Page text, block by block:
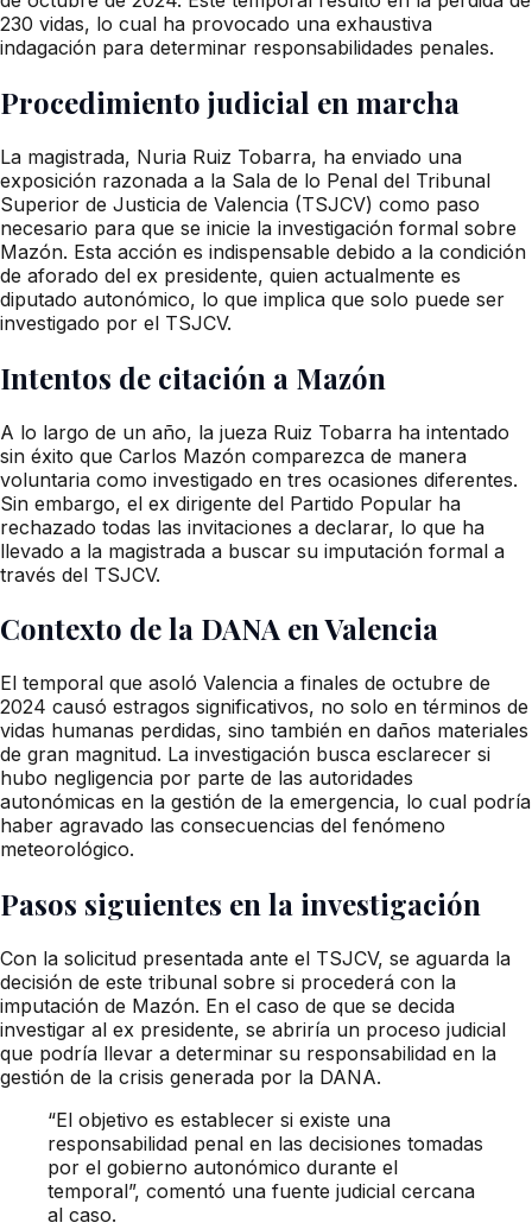
230 vidas, lo cual ha provocado una exhaustiva
indagación para determinar responsabilidades penales.
Procedimiento judicial en marcha
La magistrada, Nuria Ruiz Tobarra, ha enviado una
exposición razonada a la Sala de lo Penal del Tribunal
Superior de Justicia de Valencia (TSJCV) como paso
necesario para que se inicie la investigación formal sobre
Mazón. Esta acción es indispensable debido a la condición
de aforado del ex presidente, quien actualmente es
diputado autonómico, lo que implica que solo puede ser
investigado por el TSJCV.
Intentos de citación a Mazón
A lo largo de un año, la jueza Ruiz Tobarra ha intentado
sin éxito que Carlos Mazón comparezca de manera
voluntaria como investigado en tres ocasiones diferentes.
Sin embargo, el ex dirigente del Partido Popular ha
rechazado todas las invitaciones a declarar, lo que ha
llevado a la magistrada a buscar su imputación formal a
través del TSJCV.
Contexto de la DANA en Valencia
El temporal que asoló Valencia a finales de octubre de
2024 causó estragos significativos, no solo en términos de
vidas humanas perdidas, sino también en daños materiales
de gran magnitud. La investigación busca esclarecer si
hubo negligencia por parte de las autoridades
autonómicas en la gestión de la emergencia, lo cual podría
haber agravado las consecuencias del fenómeno
meteorológico.
Pasos siguientes en la investigación
Con la solicitud presentada ante el TSJCV, se aguarda la
decisión de este tribunal sobre si procederá con la
imputación de Mazón. En el caso de que se decida
investigar al ex presidente, se abriría un proceso judicial
que podría llevar a determinar su responsabilidad en la
gestión de la crisis generada por la DANA.
“El objetivo es establecer si existe una
responsabilidad penal en las decisiones tomadas
por el gobierno autonómico durante el
temporal”, comentó una fuente judicial cercana
al caso.